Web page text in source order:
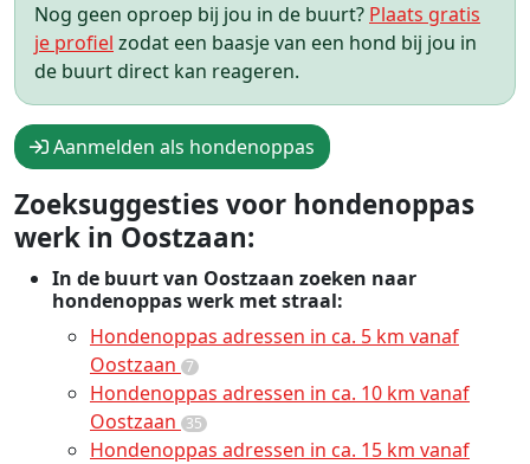
Nog geen oproep bij jou in de buurt? Plaats gratis
je profiel zodat een baasje van een hond bij jou in
de buurt direct kan reageren.
Aanmelden als hondenoppas
Zoeksuggesties voor hondenoppas
werk in Oostzaan:
In de buurt van Oostzaan zoeken naar
hondenoppas werk met straal:
Hondenoppas adressen in ca. 5 km vanaf
Oostzaan 7
Hondenoppas adressen in ca. 10 km vanaf
Oostzaan 35
Hondenoppas adressen in ca. 15 km vanaf